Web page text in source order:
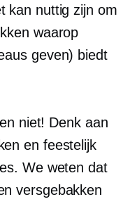
kan nuttig zijn om
waarop
geven) biedt
niet! Denk aan
en feestelijk
We weten dat
versgebakken